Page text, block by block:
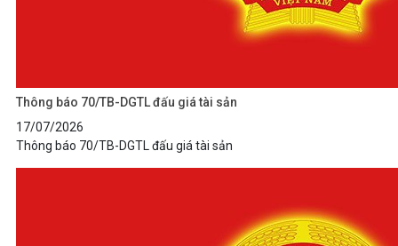
Thông báo 70/TB-DGTL đấu giá tài sản
17/07/2026
Thông báo 70/TB-DGTL đấu giá tài sản